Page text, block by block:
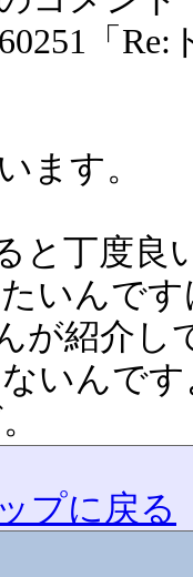
「
ます。
と丁度良
いんで
が紹介し
いんで
プに戻る